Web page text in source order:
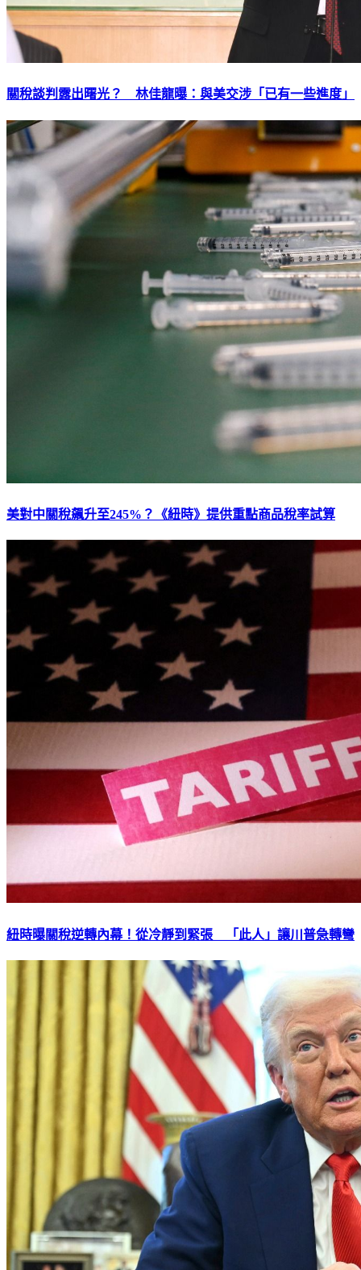
關稅談判露出曙光？ 林佳龍曝：與美交涉「已有一些進度」
美對中關稅飆升至245%？《紐時》提供重點商品稅率試算
紐時曝關稅逆轉內幕！從冷靜到緊張 「此人」讓川普急轉彎